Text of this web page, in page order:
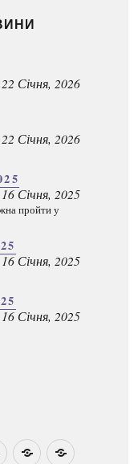
22 Січня, 2026
22 Січня, 2026
16 Січня, 2025
пройти у
16 Січня, 2025
16 Січня, 2025
Реєстрація
КаталогЯкі